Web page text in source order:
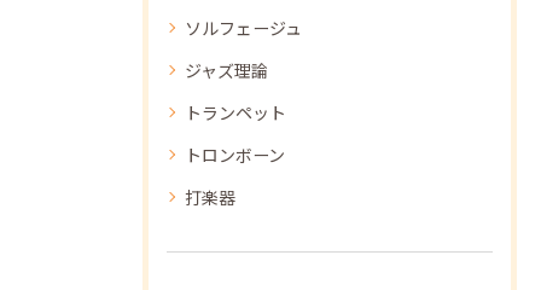
ソルフェージュ
ジャズ理論
トランペット
トロンボーン
打楽器